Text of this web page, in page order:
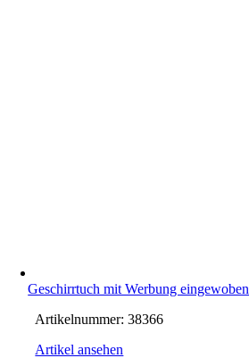
Geschirrtuch mit Werbung eingewoben
Artikelnummer:38366
Artikel ansehen